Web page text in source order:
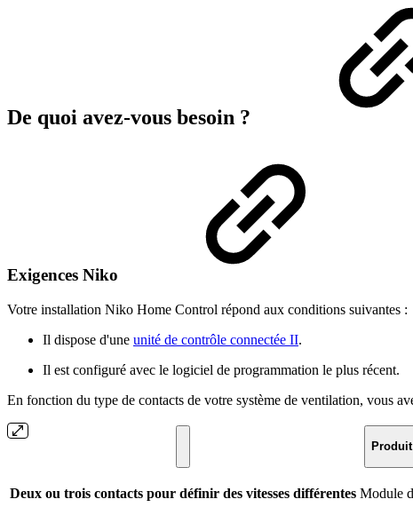
De quoi avez-vous besoin ?
Exigences Niko
Votre installation Niko Home Control répond aux conditions suivantes :
Il dispose d'une unité de contrôle connectée II.
Il est configuré avec le logiciel de programmation le plus récent.
En fonction du type de contacts de votre système de ventilation, vous
Deux ou trois contacts pour définir des vitesses différentes Module